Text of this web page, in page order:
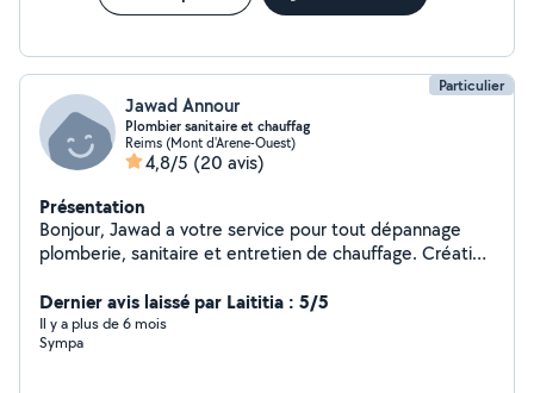
Particulier
Jawad Annour
Plombier sanitaire et chauffag
Reims (Mont d'Arene-Ouest)
4,8/5 (20 avis)
Présentation
Bonjour, Jawad a votre service pour tout dépannage
plomberie, sanitaire et entretien de chauffage. Création
type de salle de besoin, montage de vos meuble ,
peinture carrelage, papier peints etc...
Dernier avis laissé par Laititia : 5/5
Il y a plus de 6 mois
Sympa